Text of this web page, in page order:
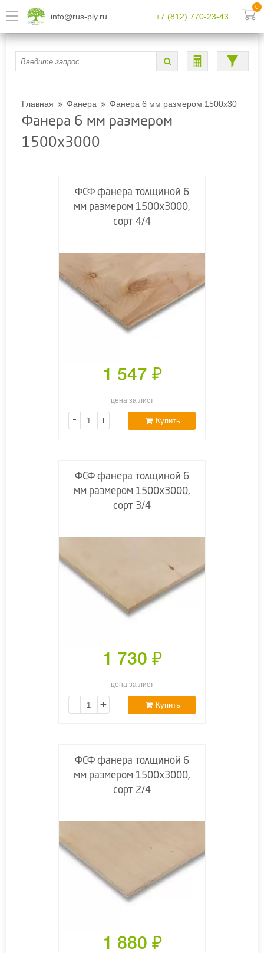
info@rus-ply.ru +7 (812) 770-23-43
0
Главная Фанера Фанера 6 мм размером 1500х3000
Фанера 6 мм размером
1500х3000
ФСФ фанера толщиной 6
мм размером 1500х3000,
сорт 4/4
1 547 ₽
цена за лист
- + Купить
ФСФ фанера толщиной 6
мм размером 1500х3000,
сорт 3/4
1 730 ₽
цена за лист
- + Купить
ФСФ фанера толщиной 6
мм размером 1500х3000,
сорт 2/4
1 880 ₽